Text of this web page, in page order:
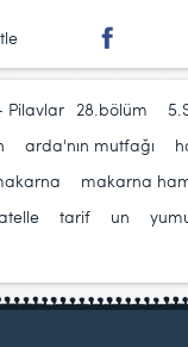
Pilavlar 28.bölüm
arda'nın mutfağı
makarna
tarif un